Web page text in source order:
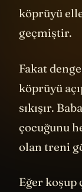
Sesini
köprüyü
Fakat
köprüyü
sıkışır.
çocuğunu